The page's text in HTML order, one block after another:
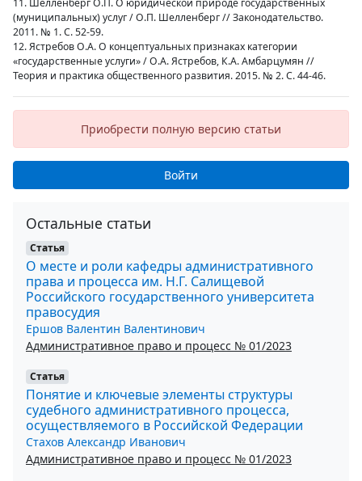
11. Шелленберг О.П. О юридической природе государственных
(муниципальных) услуг / О.П. Шелленберг // Законодательство.
2011. № 1. С. 52-59.
12. Ястребов О.А. О концептуальных признаках категории
«государственные услуги» / О.А. Ястребов, К.А. Амбарцумян //
Теория и практика общественного развития. 2015. № 2. С. 44-46.
Приобрести полную версию статьи
Войти
Остальные статьи
Статья
О месте и роли кафедры административного
права и процесса им. Н.Г. Салищевой
Российского государственного университета
правосудия
Ершов Валентин Валентинович
Административное право и процесс № 01/2023
Статья
Понятие и ключевые элементы структуры
судебного административного процесса,
осуществляемого в Российской Федерации
Стахов Александр Иванович
Административное право и процесс № 01/2023